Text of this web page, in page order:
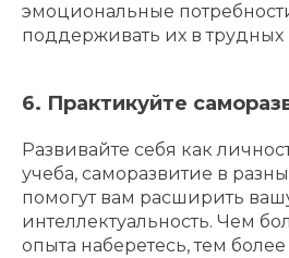
эмоциональные
поддерживать их в трудных
6. Практикуйте
Развивайте себя как
учеба, саморазвитие в
помогут вам расширить
интеллектуальность. Чем
опыта наберетесь, тем